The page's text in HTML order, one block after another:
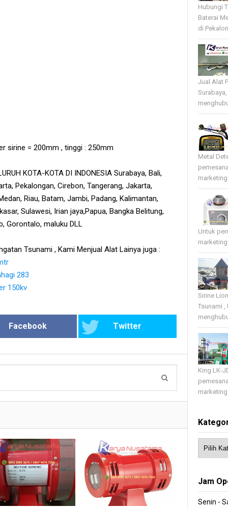
sirine = 200mm , tinggi : 250mm
KOTA-KOTA DI INDONESIA Surabaya, Bali,
Pekalongan, Cirebon, Tangerang, Jakarta,
Riau, Batam, Jambi, Padang, Kalimantan,
Sulawesi, Irian jaya,Papua, Bangka Belitung,
Gorontalo, maluku DLL
Tsunami , Kami Menjual Alat Lainya juga :
283
150kv
Facebook Twitter
Hubungi
Baterai
di
Jual Alat
Metal
Untuk
Sirine
Tsunami
King LK-
Jam
Senin -